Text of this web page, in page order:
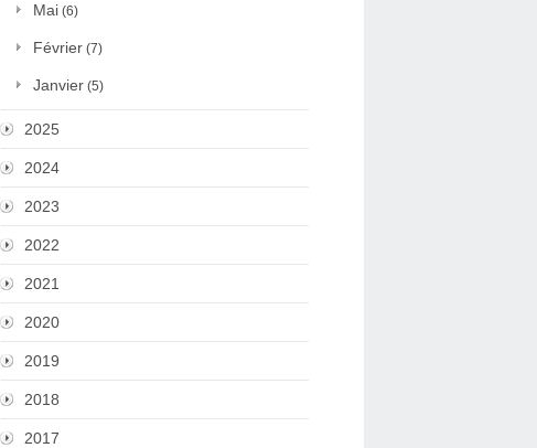
Mai (6)
Février (7)
Janvier (5)
2025
2024
2023
2022
2021
2020
2019
2018
2017